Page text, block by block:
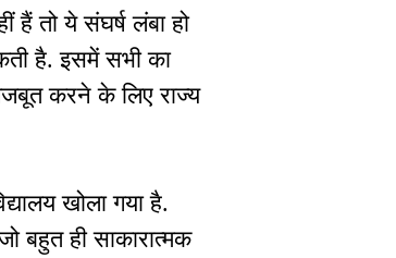
तो ये संघर्ष लंबा हो
है. इसमें सभी का
करने के लिए राज्य
खोला गया है.
बहुत ही साकारात्मक